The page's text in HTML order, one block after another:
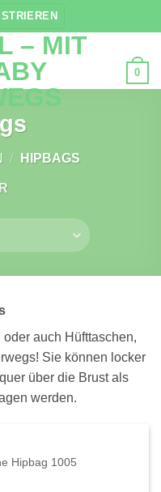
0
/ HIPBAGS
auch Hüfttaschen,
Sie können locker
über die Brust als
werden.
Hipbag 1005